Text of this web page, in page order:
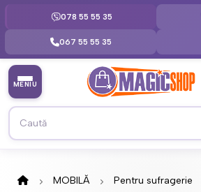
078 55 55 35
067 55 55 35
MENIU
MOBILĂ Pentru sufragerie